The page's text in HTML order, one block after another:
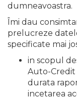
dumneavoastra.
Îmi dau
prelucreze
specificate mai
in scopul
Auto-Credit
durata
incetarea